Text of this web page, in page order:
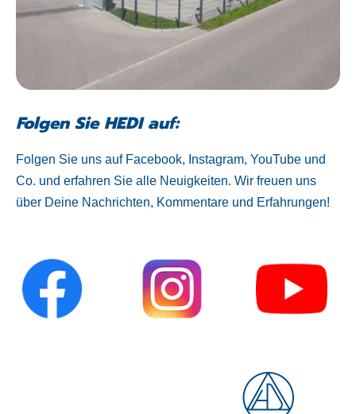
Folgen Sie HEDI auf:
Folgen Sie uns auf Facebook, Instagram, YouTube und
Co. und erfahren Sie alle Neuigkeiten. Wir freuen uns
über Deine Nachrichten, Kommentare und Erfahrungen!